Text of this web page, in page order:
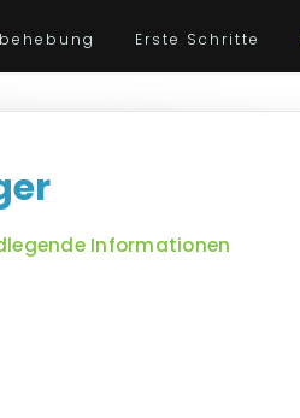
Erste Schritte
Informationen